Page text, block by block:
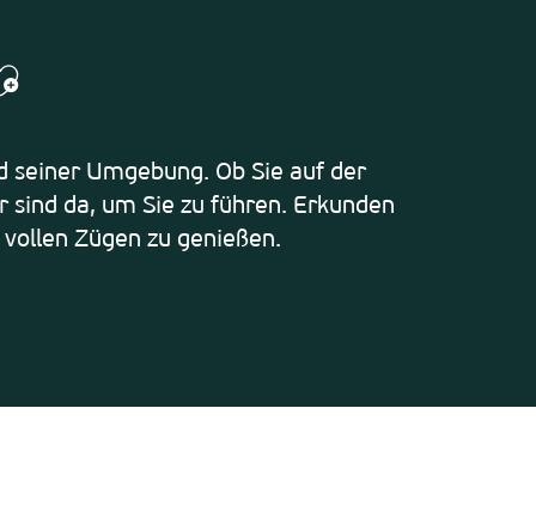
aux favoris
seiner Umgebung. Ob Sie auf der
da, um Sie zu führen. Erkunden
Zügen zu genießen.